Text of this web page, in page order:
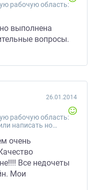
рабочую область:
выполнена
вопросы.
рабочую область:
«Нужно отредактировать прогу или написать новую. Исходников нет. Сроки очень сжатые!!!!!!»
26.01.2014
очень
Все недочеты
Мои